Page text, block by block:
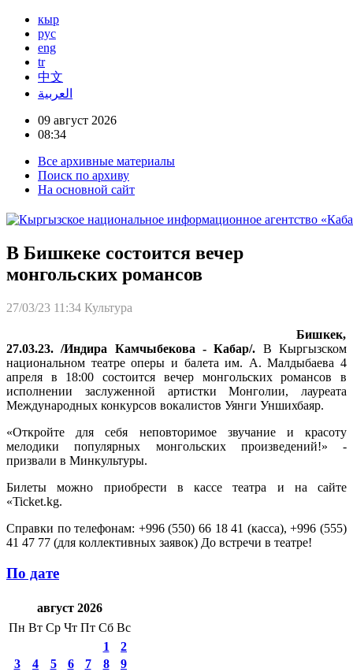
кыр
рус
eng
tr
中文
العربية
09 август 2026
08:34
Все архивные материалы
Поиск по архиву
На основной сайт
В Бишкеке состоится вечер
монгольских романсов
27/03/23 11:34 Культура
Бишкек,
27.03.23. /Индира Камчыбекова - Кабар/. В Кыргызском
национальном театре оперы и балета им. А. Малдыбаева 4
апреля в 18:00 состоится вечер монгольских романсов в
исполнении заслуженной артистки Монголии, лауреата
Международных конкурсов вокалистов Уянги Уншихбаяр.
«Откройте для себя неповторимое звучание и красоту
мелодики популярных монгольских произведений!» -
призвали в Минкультуры.
Билеты можно приобрести в кассе театра и на сайте
«Ticket.kg.
Справки по телефонам: +996 (550) 66 18 41 (касса), +996 (555)
41 47 77 (для коллективных заявок) До встречи в театре!
По дате
август 2026
Пн Вт Ср Чт Пт Сб Вс
1
2
3
4 5 6 7 8
9